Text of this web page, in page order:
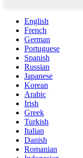
English
French
German
Portuguese
Spanish
Russian
Japanese
Korean
Arabic
Irish
Greek
Turkish
Italian
Danish
Romanian